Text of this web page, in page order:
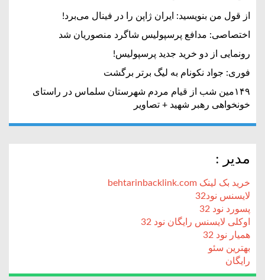
از قول من بنویسید: ایران ژاپن را در فینال می‌برد!
اختصاصی: مدافع پرسپولیس شاگرد منصوریان شد
رونمایی از دو خرید جدید پرسپولیس!
فوری: جواد نکونام به لیگ برتر برگشت
۱۴۹مین شب از قیام مردم شهرستان سلماس در راستای
خونخواهی رهبر شهید + تصاویر
مدیر :
خرید بک لینک behtarinbacklink.com
لایسنس نود32
پسورد نود 32
اوکلی لایسنس رایگان نود 32
همیار نود 32
بهترین سئو
رایگان